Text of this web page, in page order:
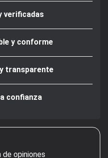
verificadas
y conforme
transparente
confianza
opiniones